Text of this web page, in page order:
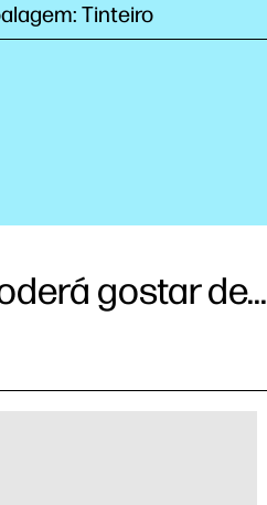
Tinteiro
gostar de...